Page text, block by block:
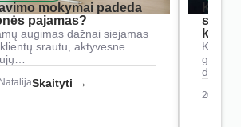
mokymai padeda
pajamas?
augimas dažnai siejamas
srautu, aktyvesne
Skaityti →
Kaip
2026-